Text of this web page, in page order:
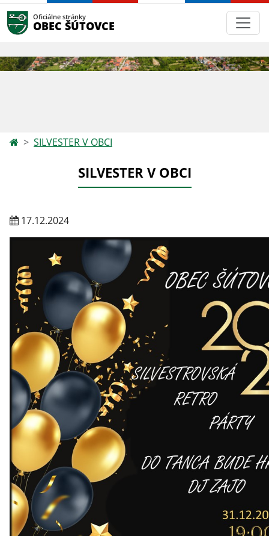
Oficiálne stránky
OBEC ŠÚTOVCE
SILVESTER V OBCI
SILVESTER V OBCI
17.12.2024